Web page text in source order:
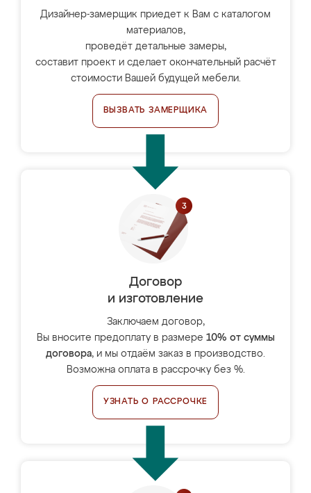
Дизайнер-замерщик приедет к Вам с каталогом
материалов,
проведёт детальные замеры,
составит проект и сделает окончательный расчёт
стоимости Вашей будущей мебели.
ВЫЗВАТЬ ЗАМЕРЩИКА
Договор
и изготовление
Заключаем договор,
Вы вносите предоплату в размере 10% от суммы
договора, и мы отдаём заказ в производство.
Возможна оплата в рассрочку без %.
УЗНАТЬ О РАССРОЧКЕ